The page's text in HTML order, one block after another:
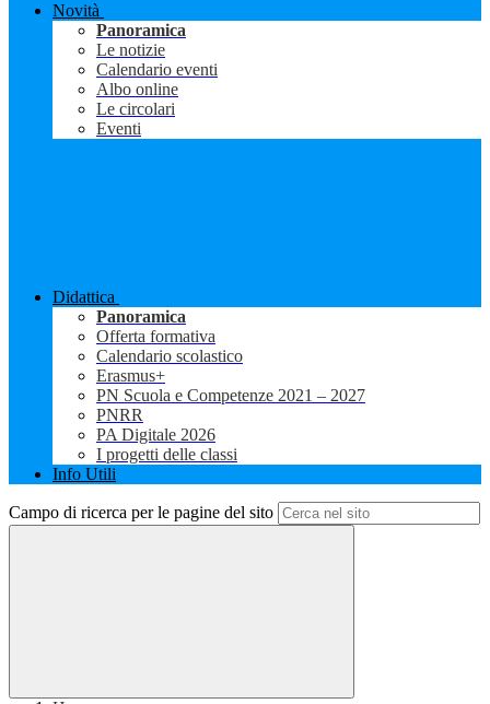
Novità
Panoramica
Le notizie
Calendario eventi
Albo online
Le circolari
Eventi
Didattica
Panoramica
Offerta formativa
Calendario scolastico
Erasmus+
PN Scuola e Competenze 2021 – 2027
PNRR
PA Digitale 2026
I progetti delle classi
Info Utili
Campo di ricerca per le pagine del sito